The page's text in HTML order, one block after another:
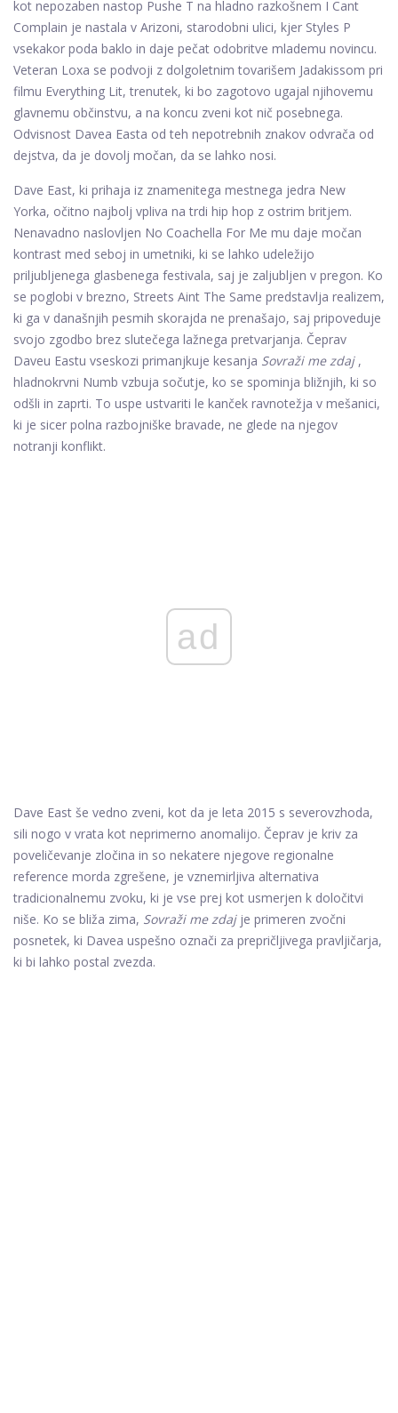
kot nepozaben nastop Pushe T na hladno razkošnem I Cant
Complain je nastala v Arizoni, starodobni ulici, kjer Styles P
vsekakor poda baklo in daje pečat odobritve mlademu novincu.
Veteran Loxa se podvoji z dolgoletnim tovarišem Jadakissom pri
filmu Everything Lit, trenutek, ki bo zagotovo ugajal njihovemu
glavnemu občinstvu, a na koncu zveni kot nič posebnega.
Odvisnost Davea Easta od teh nepotrebnih znakov odvrača od
dejstva, da je dovolj močan, da se lahko nosi.
Dave East, ki prihaja iz znamenitega mestnega jedra New
Yorka, očitno najbolj vpliva na trdi hip hop z ostrim britjem.
Nenavadno naslovljen No Coachella For Me mu daje močan
kontrast med seboj in umetniki, ki se lahko udeležijo
priljubljenega glasbenega festivala, saj je zaljubljen v pregon. Ko
se poglobi v brezno, Streets Aint The Same predstavlja realizem,
ki ga v današnjih pesmih skorajda ne prenašajo, saj pripoveduje
svojo zgodbo brez slutečega lažnega pretvarjanja. Čeprav
Daveu Eastu vseskozi primanjkuje kesanja Sovraži me zdaj ,
hladnokrvni Numb vzbuja sočutje, ko se spominja bližnjih, ki so
odšli in zaprti. To uspe ustvariti le kanček ravnotežja v mešanici,
ki je sicer polna razbojniške bravade, ne glede na njegov
notranji konflikt.
ad
Dave East še vedno zveni, kot da je leta 2015 s severovzhoda,
sili nogo v vrata kot neprimerno anomalijo. Čeprav je kriv za
poveličevanje zločina in so nekatere njegove regionalne
reference morda zgrešene, je vznemirljiva alternativa
tradicionalnemu zvoku, ki je vse prej kot usmerjen k določitvi
niše. Ko se bliža zima, Sovraži me zdaj je primeren zvočni
posnetek, ki Davea uspešno označi za prepričljivega pravljičarja,
ki bi lahko postal zvezda.